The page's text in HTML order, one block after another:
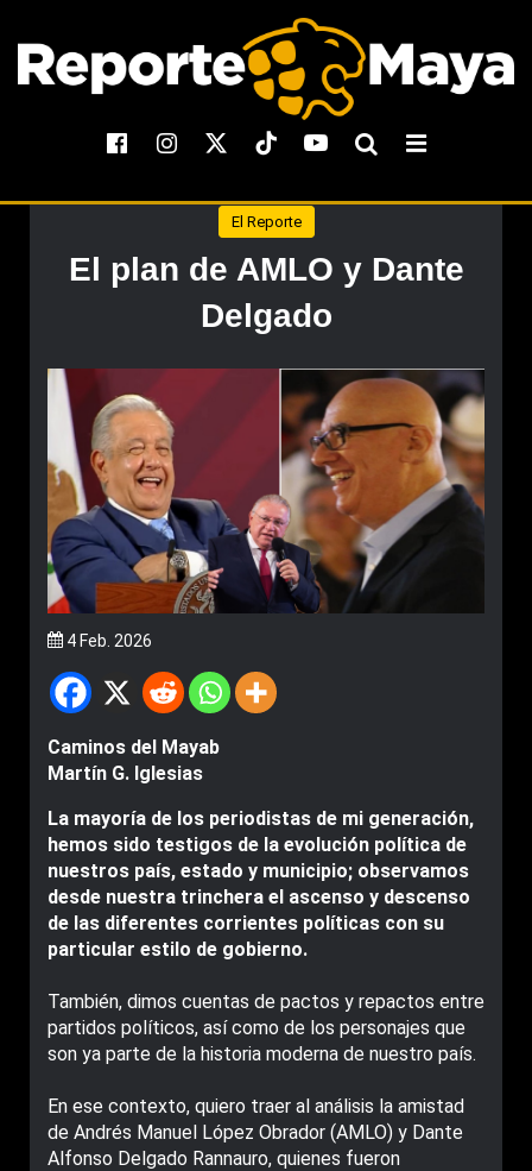
El Reporte
El plan de AMLO y Dante
Delgado
4 Feb. 2026
Caminos del Mayab
Martín G. Iglesias
La mayoría de los periodistas de mi generación,
hemos sido testigos de la evolución política de
nuestros país, estado y municipio; observamos
desde nuestra trinchera el ascenso y descenso
de las diferentes corrientes políticas con su
particular estilo de gobierno.
También, dimos cuentas de pactos y repactos entre
partidos políticos, así como de los personajes que
son ya parte de la historia moderna de nuestro país.
En ese contexto, quiero traer al análisis la amistad
de Andrés Manuel López Obrador (AMLO) y Dante
Alfonso Delgado Rannauro, quienes fueron